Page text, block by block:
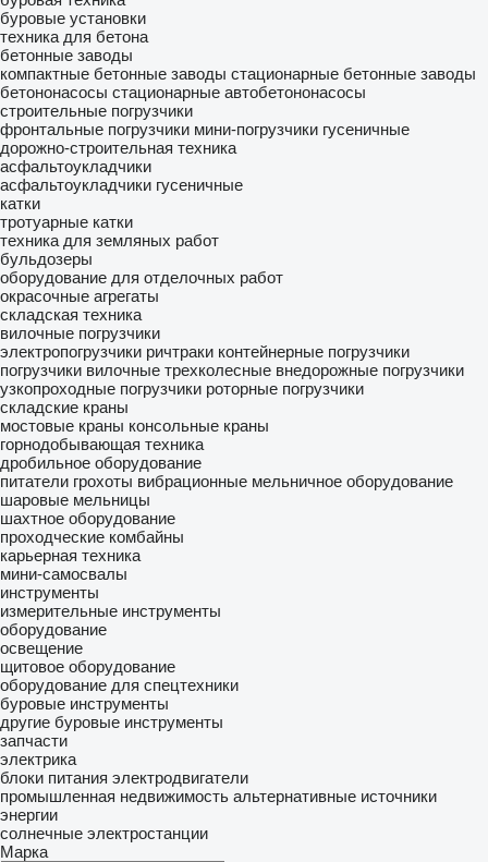
буровые установки
техника для бетона
бетонные заводы
компактные бетонные заводы стационарные бетонные заводы
бетононасосы стационарные автобетононасосы
строительные погрузчики
фронтальные погрузчики мини-погрузчики гусеничные
дорожно-строительная техника
асфальтоукладчики
асфальтоукладчики гусеничные
катки
тротуарные катки
техника для земляных работ
бульдозеры
оборудование для отделочных работ
окрасочные агрегаты
складская техника
вилочные погрузчики
электропогрузчики ричтраки контейнерные погрузчики
погрузчики вилочные трехколесные внедорожные погрузчики
узкопроходные погрузчики роторные погрузчики
складские краны
мостовые краны консольные краны
горнодобывающая техника
дробильное оборудование
питатели грохоты вибрационные мельничное оборудование
шаровые мельницы
шахтное оборудование
проходческие комбайны
карьерная техника
мини-самосвалы
инструменты
измерительные инструменты
оборудование
освещение
щитовое оборудование
оборудование для спецтехники
буровые инструменты
другие буровые инструменты
запчасти
электрика
блоки питания электродвигатели
промышленная недвижимость альтернативные источники
энергии
солнечные электростанции
Марка